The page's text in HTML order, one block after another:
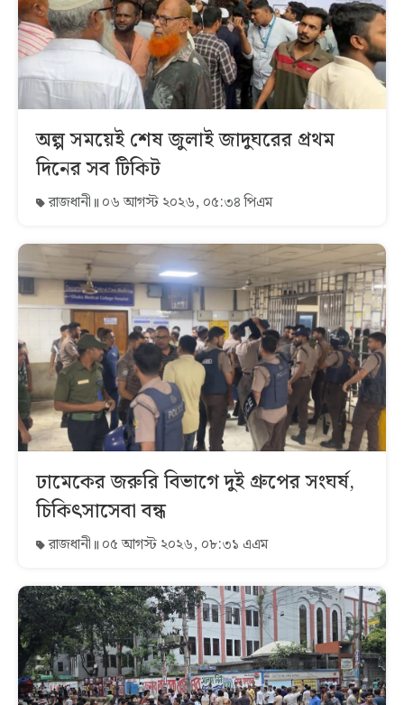
অল্প সময়েই শেষ জুলাই জাদুঘরের প্রথম
দিনের সব টিকিট
রাজধানী ০৬ আগস্ট ২০২৬, ০৫:৩৪ পিএম
ঢামেকের জরুরি বিভাগে দুই গ্রুপের সংঘর্ষ,
চিকিৎসাসেবা বন্ধ
রাজধানী ০৫ আগস্ট ২০২৬, ০৮:৩১ এএম